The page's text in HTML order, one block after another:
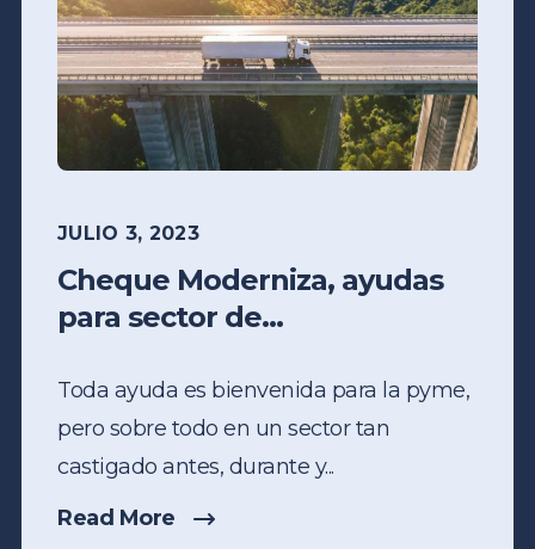
JULIO 3, 2023
Cheque Moderniza, ayudas
para sector de...
Toda ayuda es bienvenida para la pyme,
pero sobre todo en un sector tan
castigado antes, durante y...
Read More